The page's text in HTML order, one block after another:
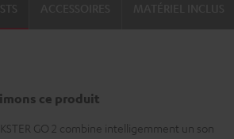
ce produit
GO 2 combine intelligemment un son